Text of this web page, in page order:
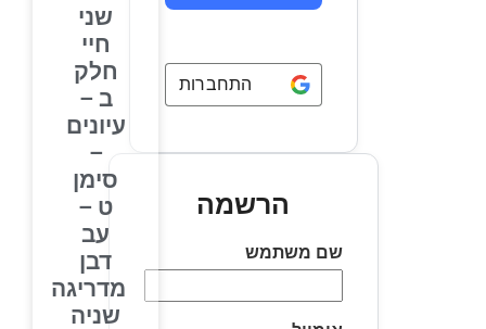
התחברות באמצעות Google
הרשמה
שם משתמש
שני
חיי
חלק
ב –
עיונים
סימן
ט –
עב
דבן
מדריגה
שניה